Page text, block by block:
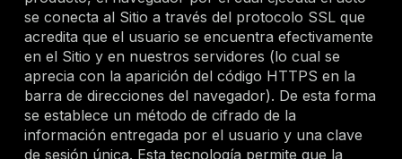
se conecta al Sitio a través del protocolo SSL que
acredita que el usuario se encuentra efectivamente
en el Sitio y en nuestros servidores (lo cual se
aprecia con la aparición del código HTTPS en la
barra de direcciones del navegador). De esta forma
se establece un método de cifrado de la
información entregada por el usuario y una clave
de sesión única. Esta tecnología permite que la